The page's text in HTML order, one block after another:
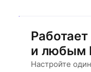
и любым
Настройте